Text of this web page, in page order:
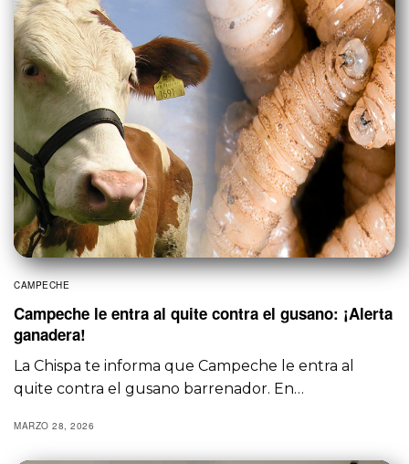
CAMPECHE
Campeche le entra al quite contra el gusano: ¡Alerta
ganadera!
La Chispa te informa que Campeche le entra al
quite contra el gusano barrenador. En…
MARZO 28, 2026